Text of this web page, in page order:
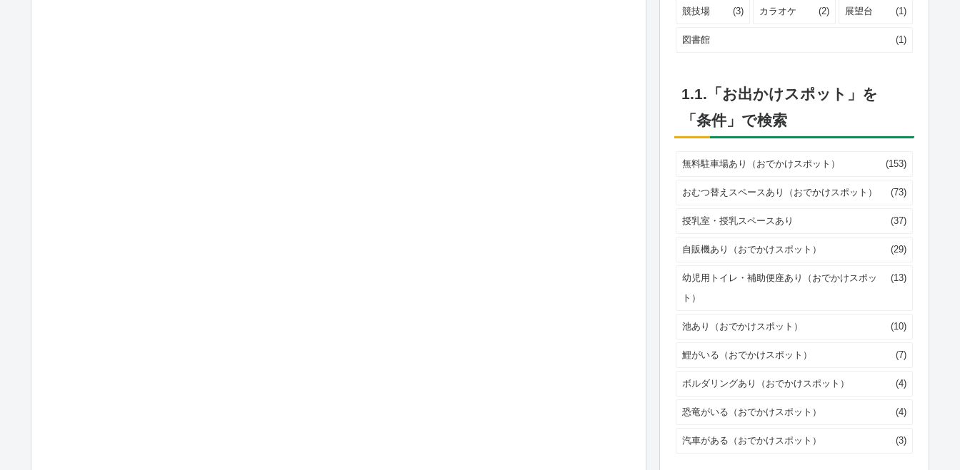
競技場 (3) カラオケ (2) 展望台 (1)
図書館 (1)
1.1.「お出かけスポット」を
「条件」で検索
無料駐車場あり（おでかけスポット） (153)
おむつ替えスペースあり（おでかけスポット） (73)
授乳室・授乳スペースあり (37)
自販機あり（おでかけスポット） (29)
幼児用トイレ・補助便座あり（おでかけスポッ
ト）
(13)
池あり（おでかけスポット） (10)
鯉がいる（おでかけスポット） (7)
ボルダリングあり（おでかけスポット） (4)
恐竜がいる（おでかけスポット） (4)
汽車がある（おでかけスポット） (3)